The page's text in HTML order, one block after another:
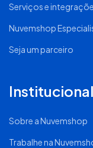
Serviços e
Nuvemshop
Seja um parceiro
Institucional
Sobre a Nuvemshop
Trabalhe na